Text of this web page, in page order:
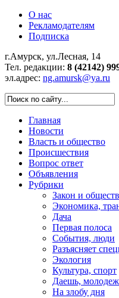
О нас
Рекламодателям
Подписка
г.Амурск, ул.Лесная, 14
Тел. редакции: 8 (42142)
эл.адрес: ng.amursk@ya.ru
Главная
Новости
Власть и общество
Происшествия
Вопрос ответ
Объявления
Рубрики
Закон и
Экономика,
Дача
Первая полоса
События, люди
Разъясняет
Экология
Культура, спорт
Даешь,
На злобу дня